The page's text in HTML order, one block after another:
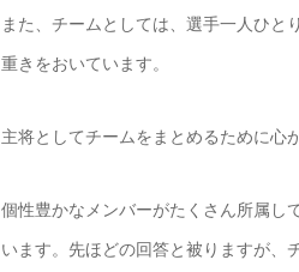
また、チームとしては、選手一人ひと
重きをおいています。
主将としてチームをまとめるために心
個性豊かなメンバーがたくさん所属し
います。先ほどの回答と被りますが、